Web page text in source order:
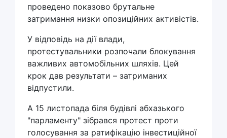
проведено показово брутальне
затримання низки опозиційних активістів.
У відповідь на дії влади,
протестувальники розпочали блокування
важливих автомобільних шляхів. Цей
крок дав результати – затриманих
відпустили.
А 15 листопада біля будівлі абхазького
"парламенту" зібрався протест проти
голосування за ратифікацію інвестиційної